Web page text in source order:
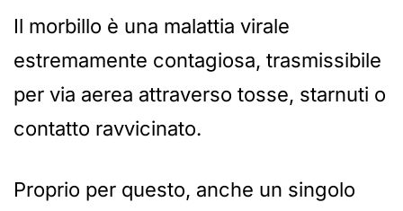
Il morbillo è una malattia virale
estremamente contagiosa, trasmissibile
per via aerea attraverso tosse, starnuti o
contatto ravvicinato.
Proprio per questo, anche un singolo